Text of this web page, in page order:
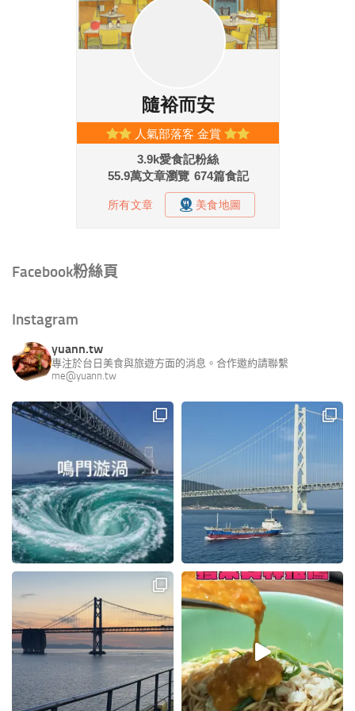
Facebook粉絲頁
Instagram
yuann.tw
專注於台日美食與旅遊方面的消息。合作邀約請聯繫
me@yuann.tw